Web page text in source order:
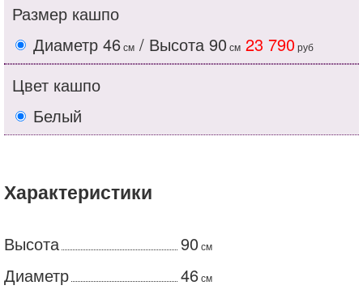
Размер кашпо
Диаметр 46см / Высота 90 см 23 790руб
Цвет кашпо
Белый
Характеристики
Высота 90 см
Диаметр 46см